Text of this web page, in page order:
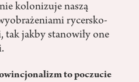
kolonizuje naszą
rycersko-
tak jakby stanowiły one
to poczucie